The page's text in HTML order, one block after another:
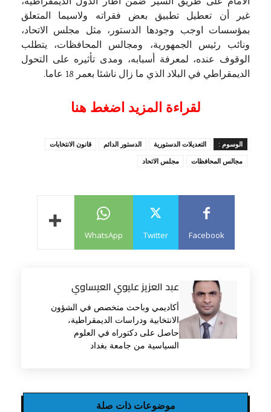
غير أن تعطيل تطبيق بعض فقراته ولاسيما المتعلق
بمؤسسات اوجب وجودها الدستور، مثل مجلس الاتحاد،
ونائب رئيس الجمهورية، ومجالس المحافظات، يتطلب
الوقوف عنده، لمعرفة أسبابه، ومدى تأثيره على التحول
الديمقراطي في البلاد الذي ما زال ناشئا بعمر 18 عاما.
لقراءة المزيد اضغط هنا
الوسوم : التعديلات الدستورية الدستور الدائم
قانون الانتخابات
مجالس المحافظات
مجلس الاتحاد
Facebook
Twitter
WhatsApp
عبد العزيز عليوي العيساوي
أكاديمي وباحث متخصص في الشؤون
الانتخابية ودراسات الديمقراطية،
حاصل على دكتوراه في العلوم
السياسية من جامعة بغداد
موضوعات ذات صلة